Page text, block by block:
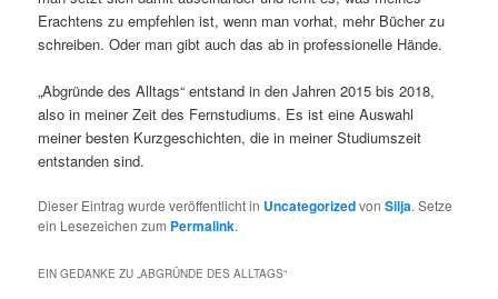
Erachtens zu empfehlen ist, wenn man vorhat, mehr Bücher zu
schreiben. Oder man gibt auch das ab in professionelle Hände.
„Abgründe des Alltags“ entstand in den Jahren 2015 bis 2018,
also in meiner Zeit des Fernstudiums. Es ist eine Auswahl
meiner besten Kurzgeschichten, die in meiner Studiumszeit
entstanden sind.
Dieser Eintrag wurde veröffentlicht in UncategorizedvonSilja. Setze
ein Lesezeichen zum Permalink.
EIN GEDANKE ZU „ABGRÜNDE DES ALLTAGS“